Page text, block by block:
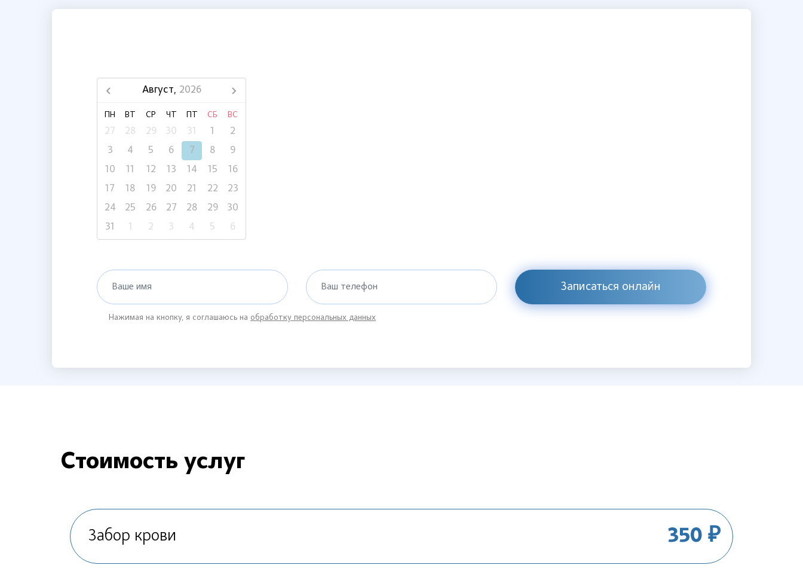
Август, 2026
ПН ВТ СР ЧТ ПТ СБ ВС
27 28 29 30 31 1
2
3
4 5 6 7 8
9
10
11 12 13 14 15
16
17
18 19 20 21 22
23
24
25 26 27 28 29
30
31
1 2 3 4 5 6
Ваше имя Ваш телефон Записаться онлайн
Нажимая на кнопку, я соглашаюсь на обработку персональных данных
Стоимость услуг
Забор крови 350 ₽